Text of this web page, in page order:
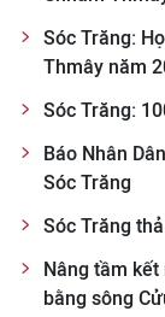
Sóc Trăng:
Thmây năm
Sóc Trăng:
Báo Nhân
Sóc Trăng
Sóc Trăng
Nâng tầm
bằng sông